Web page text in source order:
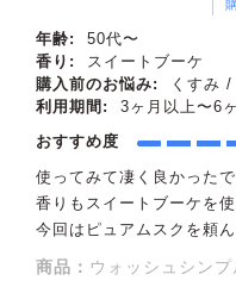
年齢:
50代〜
香り:
スイートブーケ
購入前のお悩み:
くすみ
利用期間:
3ヶ月以上〜6
おすすめ度
使ってみて凄く良かったで
香りもスイートブーケを
今回はピュアムスクを頼
商品： ウォッシュシン